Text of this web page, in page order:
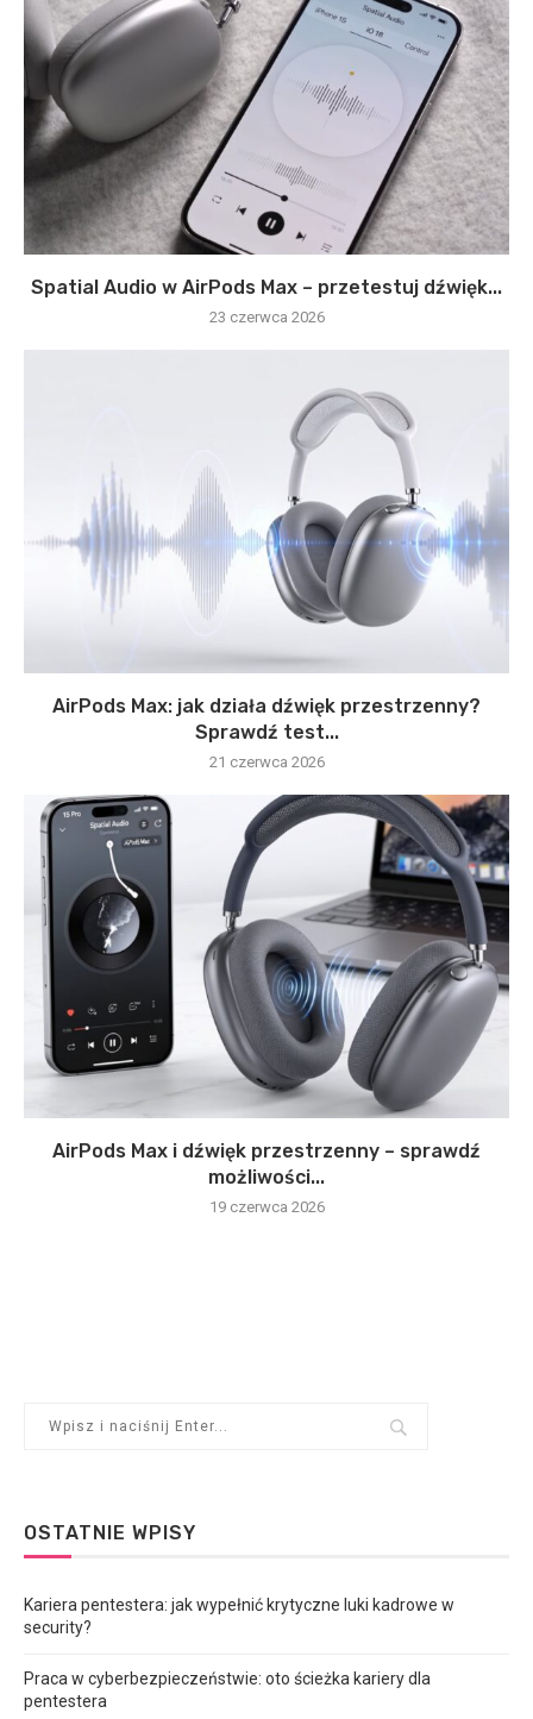
Spatial Audio w AirPods Max – przetestuj dźwięk...
23 czerwca 2026
AirPods Max: jak działa dźwięk przestrzenny?
Sprawdź test...
21 czerwca 2026
AirPods Max i dźwięk przestrzenny – sprawdź
możliwości...
19 czerwca 2026
OSTATNIE WPISY
Kariera pentestera: jak wypełnić krytyczne luki kadrowe w
security?
Praca w cyberbezpieczeństwie: oto ścieżka kariery dla
pentestera